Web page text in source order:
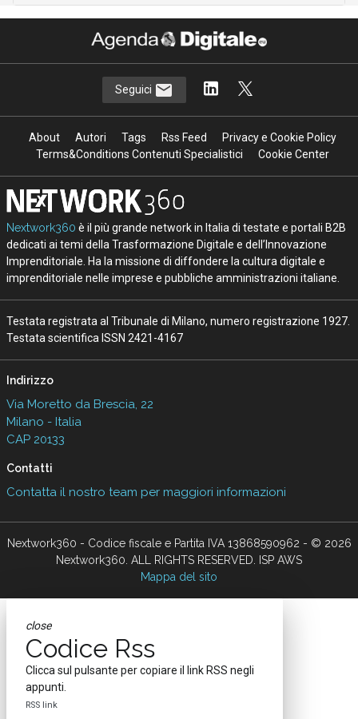
Seguici
About Autori Tags Rss Feed
Privacy e Cookie Policy
Terms&Conditions Contenuti Specialistici
Cookie Center
Nextwork360 è il più grande network in Italia di testate e portali B2B
dedicati ai temi della Trasformazione Digitale e dell’Innovazione
Imprenditoriale. Ha la missione di diffondere la cultura digitale e
imprenditoriale nelle imprese e pubbliche amministrazioni italiane.
Testata registrata al Tribunale di Milano, numero registrazione 1927.
Testata scientifica ISSN 2421-4167
Indirizzo
Via Moretto da Brescia, 22
Milano - Italia
CAP 20133
Contatti
Contatta il nostro team per maggiori informazioni
Nextwork360 - Codice fiscale e Partita IVA 13868590962 - © 2026
Nextwork360. ALL RIGHTS RESERVED. ISP AWS
Mappa del sito
close
Codice Rss
Clicca sul pulsante per copiare il link RSS negli
appunti.
RSS link